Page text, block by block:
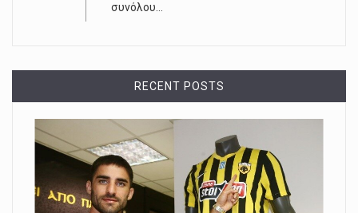
συνόλου...
RECENT POSTS